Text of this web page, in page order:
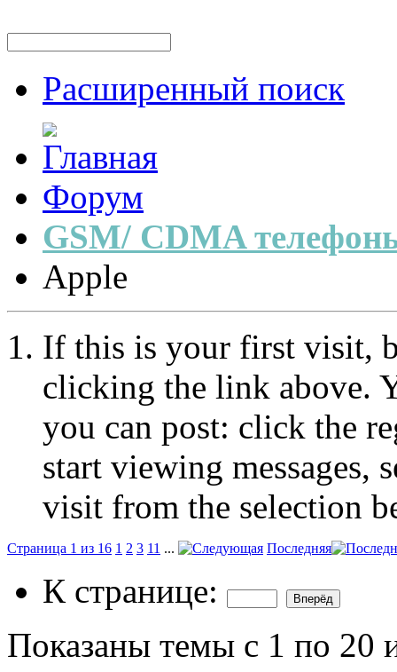
Расширенный поиск
Форум
GSM/ CDMA
Apple
If this is your first visit,
clicking the link above.
you can post: click the
start viewing messages,
visit from the selection
Страница 1 из 16 1 2 3 11 ... Последняя
К странице:
Показаны темы с 1 по 20